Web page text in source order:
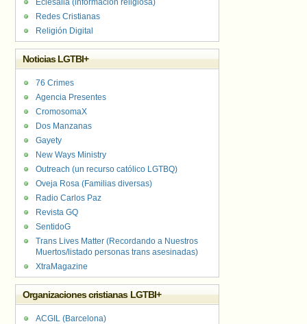
Eclesalia (información religiosa)
Redes Cristianas
Religión Digital
Noticias LGTBI+
76 Crimes
Agencia Presentes
CromosomaX
Dos Manzanas
Gayety
New Ways Ministry
Outreach (un recurso católico LGTBQ)
Oveja Rosa (Familias diversas)
Radio Carlos Paz
Revista GQ
SentidoG
Trans Lives Matter (Recordando a Nuestros
Muertos/listado personas trans asesinadas)
XtraMagazine
Organizaciones cristianas LGTBI+
ACGIL (Barcelona)